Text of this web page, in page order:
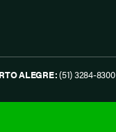
ALEGRE:(51) 3284-8300